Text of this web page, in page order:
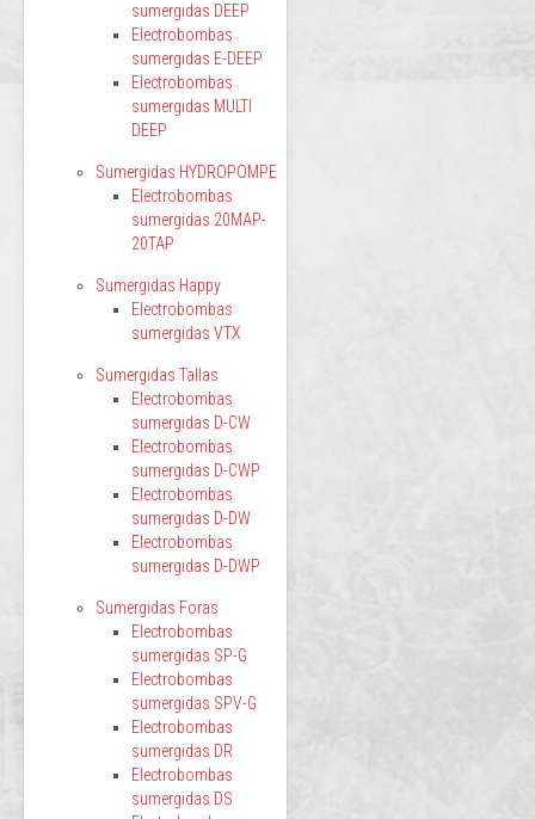
sumergidas DEEP
Electrobombas
sumergidas E-DEEP
Electrobombas
sumergidas MULTI
DEEP
Sumergidas HYDROPOMPE
Electrobombas
sumergidas 20MAP-
20TAP
Sumergidas Happy
Electrobombas
sumergidas VTX
Sumergidas Tallas
Electrobombas
sumergidas D-CW
Electrobombas
sumergidas D-CWP
Electrobombas
sumergidas D-DW
Electrobombas
sumergidas D-DWP
Sumergidas Foras
Electrobombas
sumergidas SP-G
Electrobombas
sumergidas SPV-G
Electrobombas
sumergidas DR
Electrobombas
sumergidas DS